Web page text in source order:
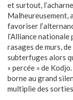
et surtout,
Malheureusement,
favoriser
l’Alliance nationale
rasages de murs,
subterfuges alors
« percée » de
borne au grand
multiplie des